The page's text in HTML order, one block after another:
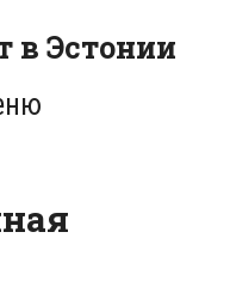
в Эстонии